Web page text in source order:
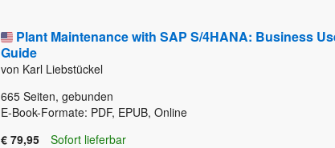
Plant Maintenance with SAP S/4HANA: Business
Guide
von Karl Liebstückel
665 Seiten, gebunden
E-Book-Formate: PDF, EPUB, Online
€ 79,95
Sofort lieferbar